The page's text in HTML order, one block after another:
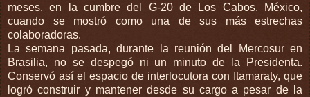
meses, en la cumbre del G-20 de Los Cabos, México,
cuando se mostró como una de sus más estrechas
colaboradoras.
La semana pasada, durante la reunión del Mercosur en
Brasilia, no se despegó ni un minuto de la Presidenta.
Conservó así el espacio de interlocutora con Itamaraty, que
logró construir y mantener desde su cargo a pesar de la